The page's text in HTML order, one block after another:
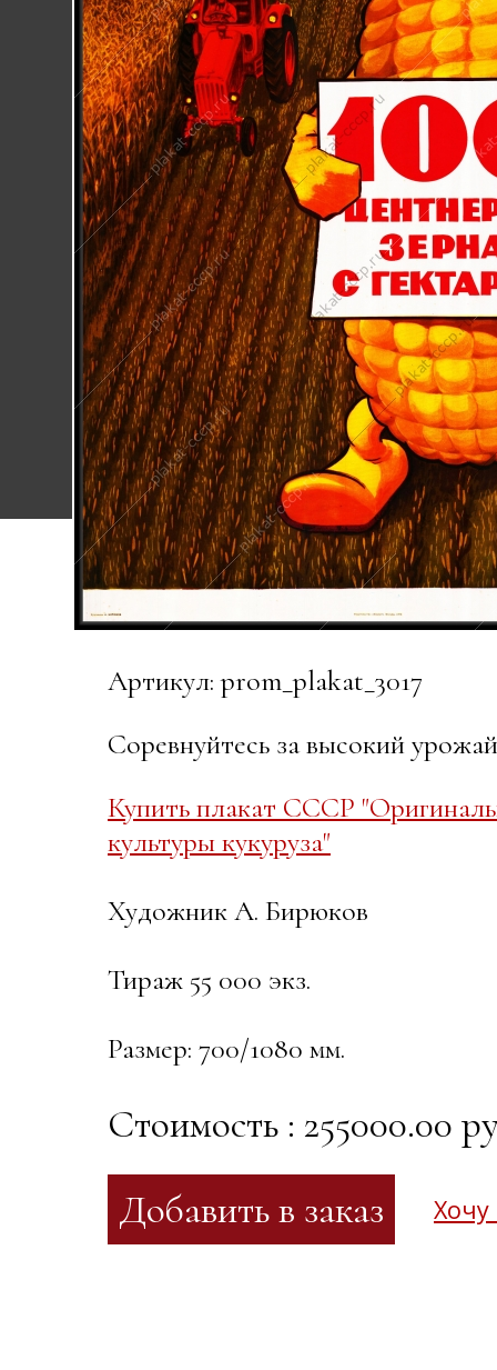
Артикул: prom_plakat_3017
Cоревнуйтесь за высокий
Купить плакат СССР
культуры кукуруза"
Художник А. Бирюков
Тираж 55 000 экз.
Размер: 700/1080 мм.
Стоимость : 255000.00
Хочу